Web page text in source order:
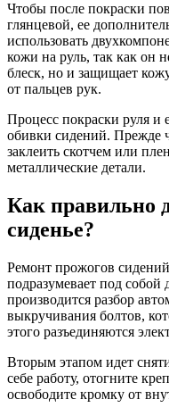
Чтобы после покраски
глянцевой, ее
использовать
кожи на руль, так как он
блеск, но и защищает
от пальцев рук.
Процесс покраски руля
обивки сидений. Прежде
заклеить скотчем или
металлические детали.
Как правильно
сиденье?
Ремонт прожогов
подразумевает под собой
производится разбор
выкручивания болтов,
этого разъединяются
Вторым этапом идет
себе работу, отогните
освободите кромку от